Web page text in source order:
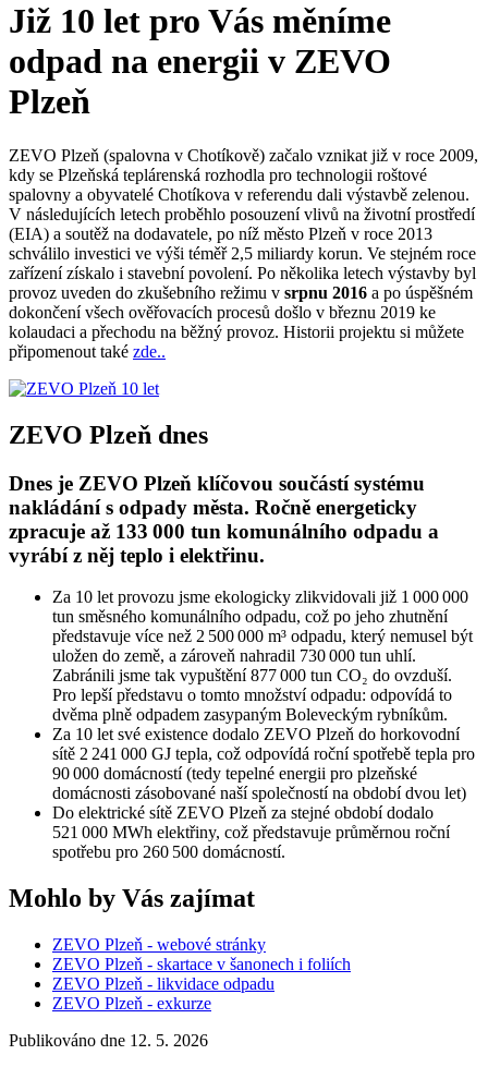
Již 10 let pro Vás měníme
odpad na energii v ZEVO
Plzeň
ZEVO Plzeň (spalovna v Chotíkově) začalo vznikat již v roce 2009,
kdy se Plzeňská teplárenská rozhodla pro technologii roštové
spalovny a obyvatelé Chotíkova v referendu dali výstavbě zelenou.
V následujících letech proběhlo posouzení vlivů na životní prostředí
(EIA) a soutěž na dodavatele, po níž město Plzeň v roce 2013
schválilo investici ve výši téměř 2,5 miliardy korun. Ve stejném roce
zařízení získalo i stavební povolení. Po několika letech výstavby byl
provoz uveden do zkušebního režimu v srpnu 2016 a po úspěšném
dokončení všech ověřovacích procesů došlo v březnu 2019 ke
kolaudaci a přechodu na běžný provoz. Historii projektu si můžete
připomenout také zde..
ZEVO Plzeň dnes
Dnes je ZEVO Plzeň klíčovou součástí systému
nakládání s odpady města. Ročně energeticky
zpracuje až 133 000 tun komunálního odpadu a
vyrábí z něj teplo i elektřinu.
Za 10 let provozu jsme ekologicky zlikvidovali již 1 000 000
tun směsného komunálního odpadu, což po jeho zhutnění
představuje více než 2 500 000 m³ odpadu, který nemusel být
uložen do země, a zároveň nahradil 730 000 tun uhlí.
Zabránili jsme tak vypuštění 877 000 tun CO₂ do ovzduší.
Pro lepší představu o tomto množství odpadu: odpovídá to
dvěma plně odpadem zasypaným Boleveckým rybníkům.
Za 10 let své existence dodalo ZEVO Plzeň do horkovodní
sítě 2 241 000 GJ tepla, což odpovídá roční spotřebě tepla pro
90 000 domácností (tedy tepelné energii pro plzeňské
domácnosti zásobované naší společností na období dvou let)
Do elektrické sítě ZEVO Plzeň za stejné období dodalo
521 000 MWh elektřiny, což představuje průměrnou roční
spotřebu pro 260 500 domácností.
Mohlo by Vás zajímat
ZEVO Plzeň - webové stránky
ZEVO Plzeň - skartace v šanonech i foliích
ZEVO Plzeň - likvidace odpadu
ZEVO Plzeň - exkurze
Publikováno dne 12. 5. 2026